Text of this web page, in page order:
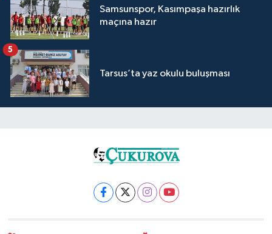
Samsunspor, Kasımpaşa hazırlık
maçına hazır
Tarsus’ta yaz okulu buluşması
5